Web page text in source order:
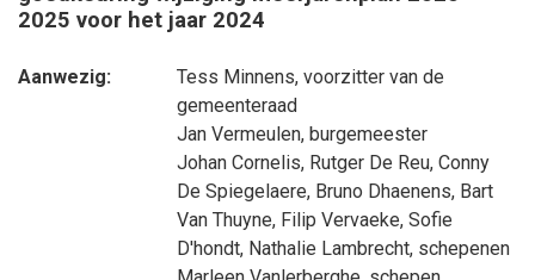
2025 voor het jaar 2024
Aanwezig: Tess Minnens, voorzitter van de
gemeenteraad
Jan Vermeulen, burgemeester
Johan Cornelis, Rutger De Reu, Conny
De Spiegelaere, Bruno Dhaenens, Bart
Van Thuyne, Filip Vervaeke, Sofie
D'hondt, Nathalie Lambrecht, schepenen